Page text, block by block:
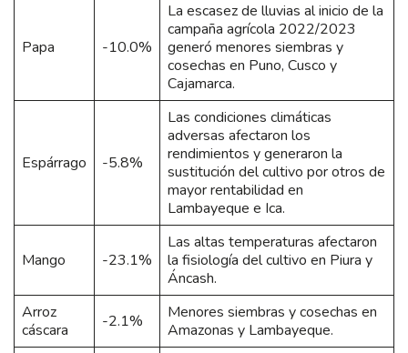
Papa -10.0%
La escasez de lluvias al inicio de la
campaña agrícola 2022/2023
generó menores siembras y
cosechas en Puno, Cusco y
Cajamarca.
Espárrago -5.8%
Las condiciones climáticas
adversas afectaron los
rendimientos y generaron la
sustitución del cultivo por otros de
mayor rentabilidad en
Lambayeque e Ica.
Mango -23.1%
Las altas temperaturas afectaron
la fisiología del cultivo en Piura y
Áncash.
Arroz
cáscara
-2.1%
Menores siembras y cosechas en
Amazonas y Lambayeque.